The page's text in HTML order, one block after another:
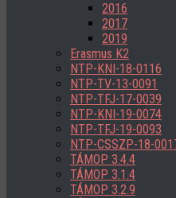
2016
2017
2019
Erasmus K2
NTP-KNI-18-0116
NTP-TV-13-0091
NTP-TFJ-17-0039
NTP-KNI-19-0074
NTP-TFJ-19-0093
NTP-CSSZP-18-
TÁMOP 3.4.4
TÁMOP 3.1.4
TÁMOP 3.2.9